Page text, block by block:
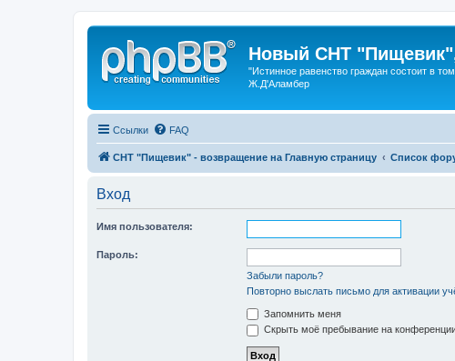
Новый СНТ "Пищевик",
"Истинное равенство граждан состоит в
Ж.Д'Аламбер
Ссылки FAQ
СНТ "Пищевик" - возвращение на Главную страницу Список
Вход
Имя пользователя:
Пароль:
Забыли пароль?
Повторно выслать письмо для активации
Запомнить меня
Скрыть моё пребывание на